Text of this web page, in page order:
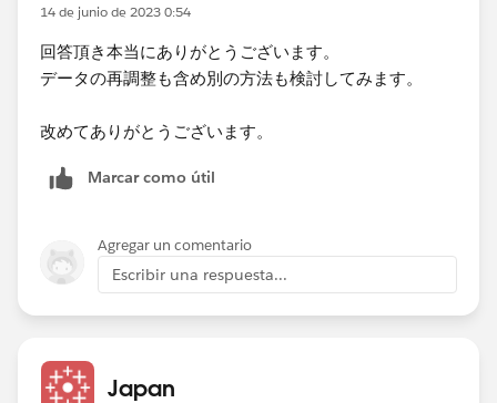
14 de junio de 2023 0:54
回答頂き本当にありがとうございます。
データの再調整も含め別の方法も検討してみます。
改めてありがとうございます。
Marcar como útil
Agregar un comentario
Escribir una respuesta...
Japan